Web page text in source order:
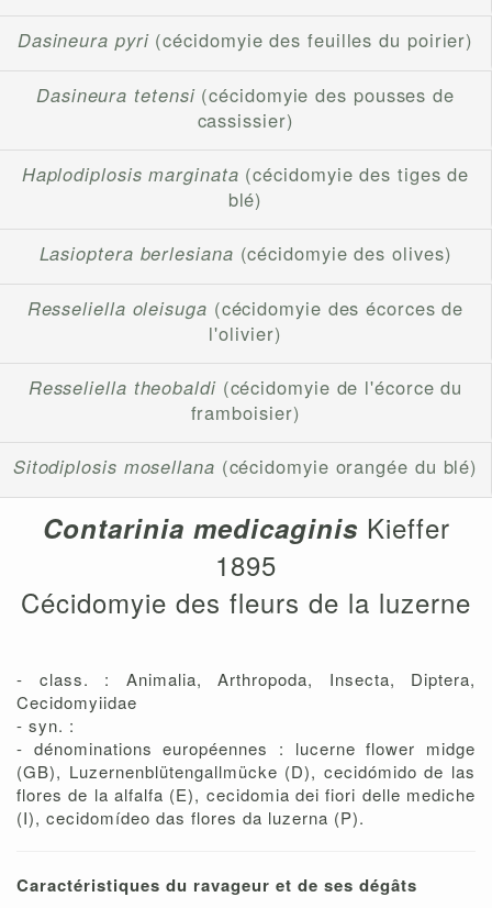
Dasineura pyri(cécidomyie des feuilles du poirier)
Dasineura tetensi(cécidomyie des pousses de
cassissier)
Haplodiplosis marginata (cécidomyie des tiges de
blé)
Lasioptera berlesiana (cécidomyie des olives)
Resseliella oleisuga (cécidomyie des écorces de
l'olivier)
Resseliella theobaldi(cécidomyie de l'écorce du
framboisier)
Sitodiplosis mosellana (cécidomyie orangée du blé)
Contarinia medicaginisKieffer
1895
Cécidomyie des fleurs de la luzerne
- class. : Animalia, Arthropoda, Insecta, Diptera,
Cecidomyiidae
- syn. :
- dénominations européennes : lucerne flower midge
(GB), Luzernenblütengallmücke (D), cecidómido de las
flores de la alfalfa (E), cecidomia dei fiori delle mediche
(I), cecidomídeo das flores da luzerna (P).
Caractéristiques du ravageur et de ses dégâts